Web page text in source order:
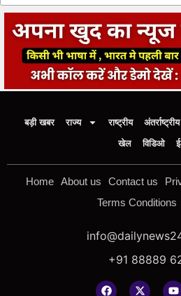
बड़ी खबर राज्य राष्ट्रीय अंतर्राष्ट्रीय
खेल
विडिओ
Home About us Contact us
Terms Conditions
+91 88889